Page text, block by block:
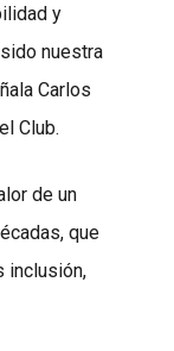
y
nuestra
Carlos
Club.
de un
que
inclusión,